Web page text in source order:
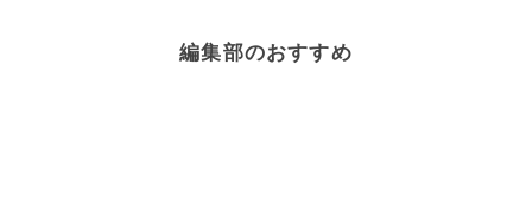
編集部のおすすめ